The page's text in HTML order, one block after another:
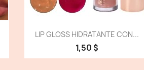
Vista detallada
LIP GLOSS HIDRATANTE CON...
1,50 $